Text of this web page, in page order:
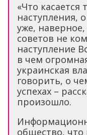
«Что касается
наступления,
уже, наверное,
советов не
наступление
в чем
украинская
говорить, о
успехах –
произошло.
общество, что